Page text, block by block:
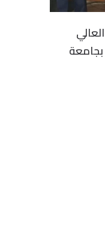
بجامعة